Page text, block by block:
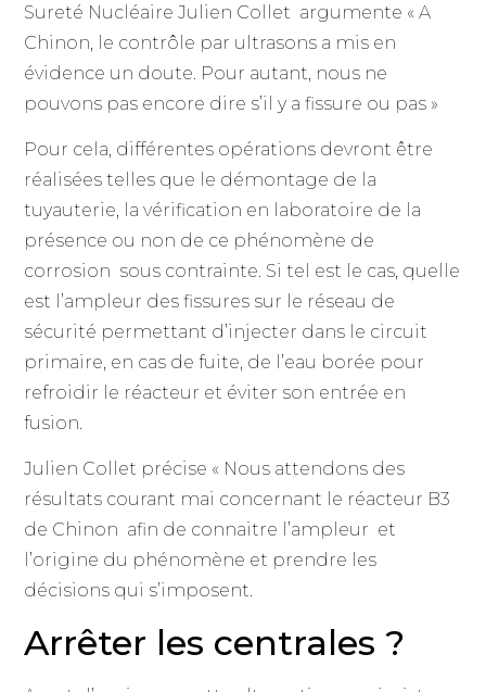
Sureté Nucléaire Julien Collet argumente « A
Chinon, le contrôle par ultrasons a mis en
évidence un doute. Pour autant, nous ne
pouvons pas encore dire s’il y a fissure ou pas »
Pour cela, différentes opérations devront être
réalisées telles que le démontage de la
tuyauterie, la vérification en laboratoire de la
présence ou non de ce phénomène de
corrosion sous contrainte. Si tel est le cas, quelle
est l’ampleur des fissures sur le réseau de
sécurité permettant d’injecter dans le circuit
primaire, en cas de fuite, de l’eau borée pour
refroidir le réacteur et éviter son entrée en
fusion.
Julien Collet précise « Nous attendons des
résultats courant mai concernant le réacteur B3
de Chinon afin de connaitre l’ampleur et
l’origine du phénomène et prendre les
décisions qui s’imposent.
Arrêter les centrales ?